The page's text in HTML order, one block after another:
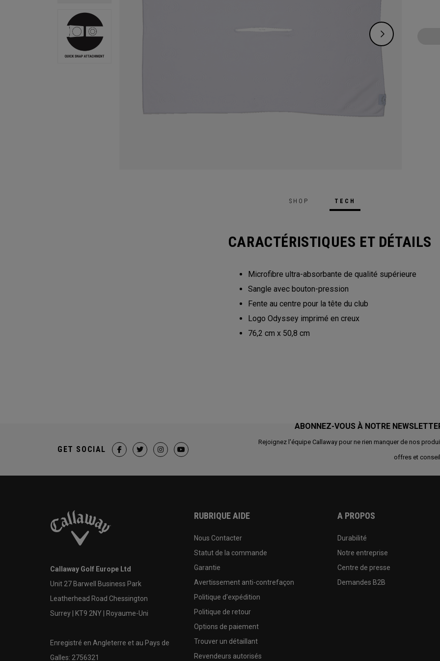
SHOP TECH
CARACTÉRISTIQUES ET DÉTAILS
Microfibre ultra-absorbante de qualité supérieure
Sangle avec bouton-pression
Fente au centre pour la tête du club
Logo Odyssey imprimé en creux
76,2 cm x 50,8 cm
ABONNEZ-VOUS À NOTRE
Rejoignez l'équipe Callaway pour ne rien manquer de nos
offres et
GET SOCIAL
Callaway Golf Europe Ltd
Unit 27 Barwell Business Park
Leatherhead Road Chessington
Surrey | KT9 2NY | Royaume-Uni
Enregistré en Angleterre et au Pays de
Galles: 2756321
RUBRIQUE AIDE
Nous Contacter
Statut de la commande
Garantie
Avertissement anti-contrefaçon
Politique d'expédition
Politique de retour
Options de paiement
Trouver un détaillant
Revendeurs autorisés
A PROPOS
Durabilité
Notre entreprise
Centre de presse
Demandes B2B